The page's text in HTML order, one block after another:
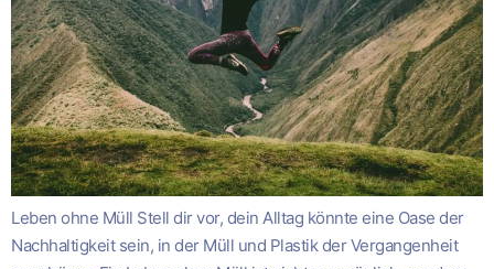
Leben ohne Müll Stell dir vor, dein Alltag könnte eine Oase der
Nachhaltigkeit sein, in der Müll und Plastik der Vergangenheit